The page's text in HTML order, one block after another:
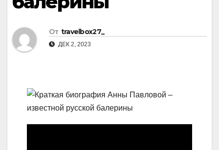
От travelbox27_
ДЕК 2, 2023